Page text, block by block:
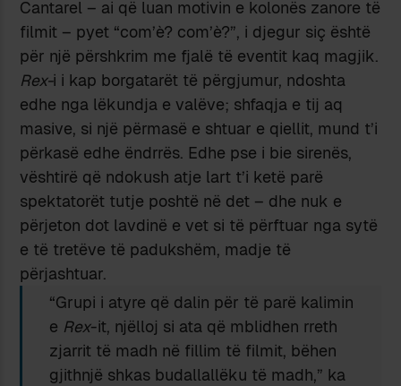
Cantarel – ai që luan motivin e kolonës zanore të
filmit – pyet “com’è? com’è?”, i djegur siç është
për një përshkrim me fjalë të eventit kaq magjik.
Rex-i i kap borgatarët të përgjumur, ndoshta
edhe nga lëkundja e valëve; shfaqja e tij aq
masive, si një përmasë e shtuar e qiellit, mund t’i
përkasë edhe ëndrrës. Edhe pse i bie sirenës,
vështirë që ndokush atje lart t’i ketë parë
spektatorët tutje poshtë në det – dhe nuk e
përjeton dot lavdinë e vet si të përftuar nga sytë
e të tretëve të padukshëm, madje të
përjashtuar.
“Grupi i atyre që dalin për të parë kalimin
e Rex-it, njëlloj si ata që mblidhen rreth
zjarrit të madh në fillim të filmit, bëhen
gjithnjë shkas budallallëku të madh,” ka